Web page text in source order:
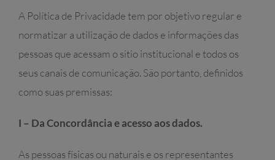
A Política de Privacidade tem por objetivo regular e
normatizar a utilização de dados e informações das
pessoas que acessam o sitio institucional e todos os
seus canais de comunicação. São portanto, definidos
como suas premissas:
I – Da Concordância e acesso aos dados.
As pessoas físicas ou naturais e os representantes